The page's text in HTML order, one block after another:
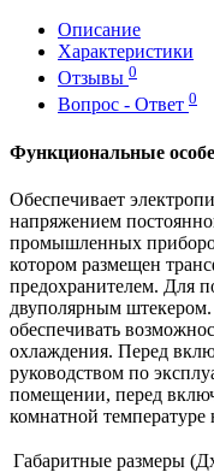
Описание
Характеристики
Отзывы 0
Вопрос - Ответ 0
Функциональные
Обеспечивает
напряжением
промышленных
котором размещен
предохранителем. Для
двуполярным
обеспечивать
охлаждения. Перед
руководством по
помещении, перед
комнатной температуре
Габаритные размеры